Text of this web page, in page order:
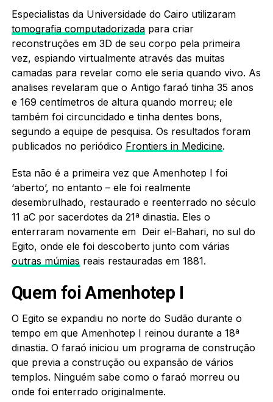
Especialistas da Universidade do Cairo utilizaram
tomografia computadorizadapara criar
reconstruções em 3D de seu corpo pela primeira
vez, espiando virtualmente através das muitas
camadas para revelar como ele seria quando vivo. As
analises revelaram que o Antigo faraó tinha 35 anos
e 169 centímetros de altura quando morreu; ele
também foi circuncidado e tinha dentes bons,
segundo a equipe de pesquisa. Os resultados foram
publicados no periódico Frontiers in Medicine.
Esta não é a primeira vez que Amenhotep I foi
‘aberto’, no entanto – ele foi realmente
desembrulhado, restaurado e reenterrado no século
11 aC por sacerdotes da 21ª dinastia. Eles o
enterraram novamente em Deir el-Bahari, no sul do
Egito, onde ele foi descoberto junto com várias
outras múmias reais restauradas em 1881.
Quem foi Amenhotep I
O Egito se expandiu no norte do Sudão durante o
tempo em que Amenhotep I reinou durante a 18ª
dinastia. O faraó iniciou um programa de construção
que previa a construção ou expansão de vários
templos. Ninguém sabe como o faraó morreu ou
onde foi enterrado originalmente.